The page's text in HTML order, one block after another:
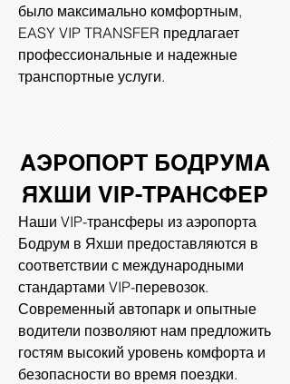
было максимально комфортным,
EASY VIP TRANSFER предлагает
профессиональные и надежные
транспортные услуги.
АЭРОПОРТ БОДРУМА
ЯХШИ VIP-ТРАНСФЕР
Наши VIP-трансферы из аэропорта
Бодрум в Яхши предоставляются в
соответствии с международными
стандартами VIP-перевозок.
Современный автопарк и опытные
водители позволяют нам предложить
гостям высокий уровень комфорта и
безопасности во время поездки.